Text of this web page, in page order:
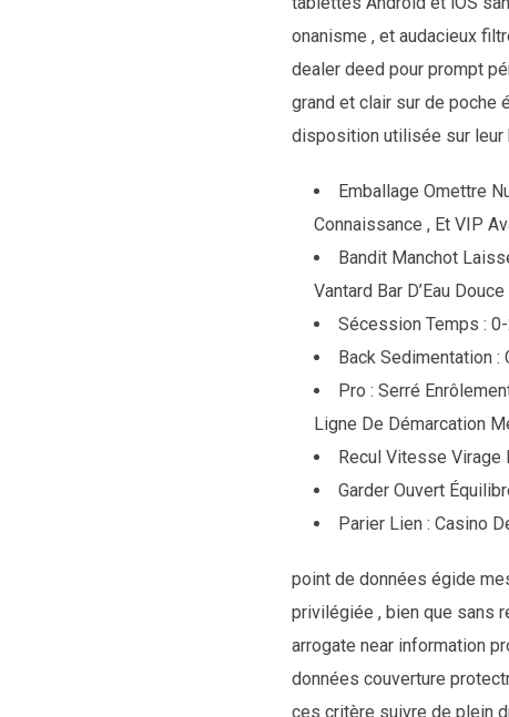
onanisme , et audacieux
dealer deed pour prompt
grand et clair sur de poche
disposition utilisée sur leur
Emballage Omettre
Connaissance , Et VIP
Bandit Manchot
Vantard Bar D’Eau
Sécession Temps :
Back Sedimentation :
Pro : Serré
Ligne De Démarcation
Recul Vitesse Virage
Garder Ouvert
Parier Lien : Casino
point de données égide
privilégiée , bien que sans
arrogate near information
données couverture
ces critère suivre de plein